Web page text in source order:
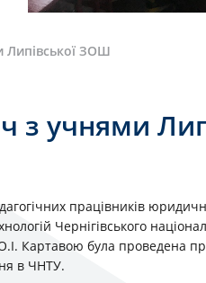
Липівської ЗОШ
з учнями
працівників
Чернігівського
Картавою була проведена
в ЧНТУ.